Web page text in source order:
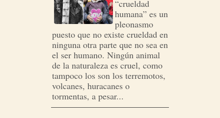
“crueldad
humana” es un
pleonasmo
puesto que no existe crueldad en
ninguna otra parte que no sea en
el ser humano. Ningún animal
de la naturaleza es cruel, como
tampoco los son los terremotos,
volcanes, huracanes o
tormentas, a pesar...